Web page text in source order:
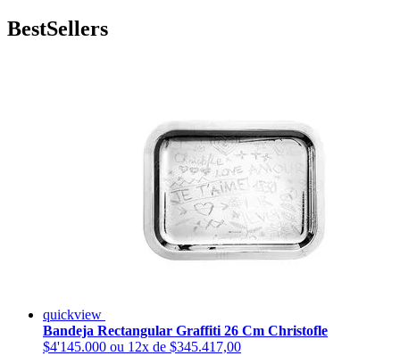
BestSellers
quickview
Bandeja Rectangular Graffiti 26 Cm Christofle
$4'145.000 ou 12x de $345.417,00